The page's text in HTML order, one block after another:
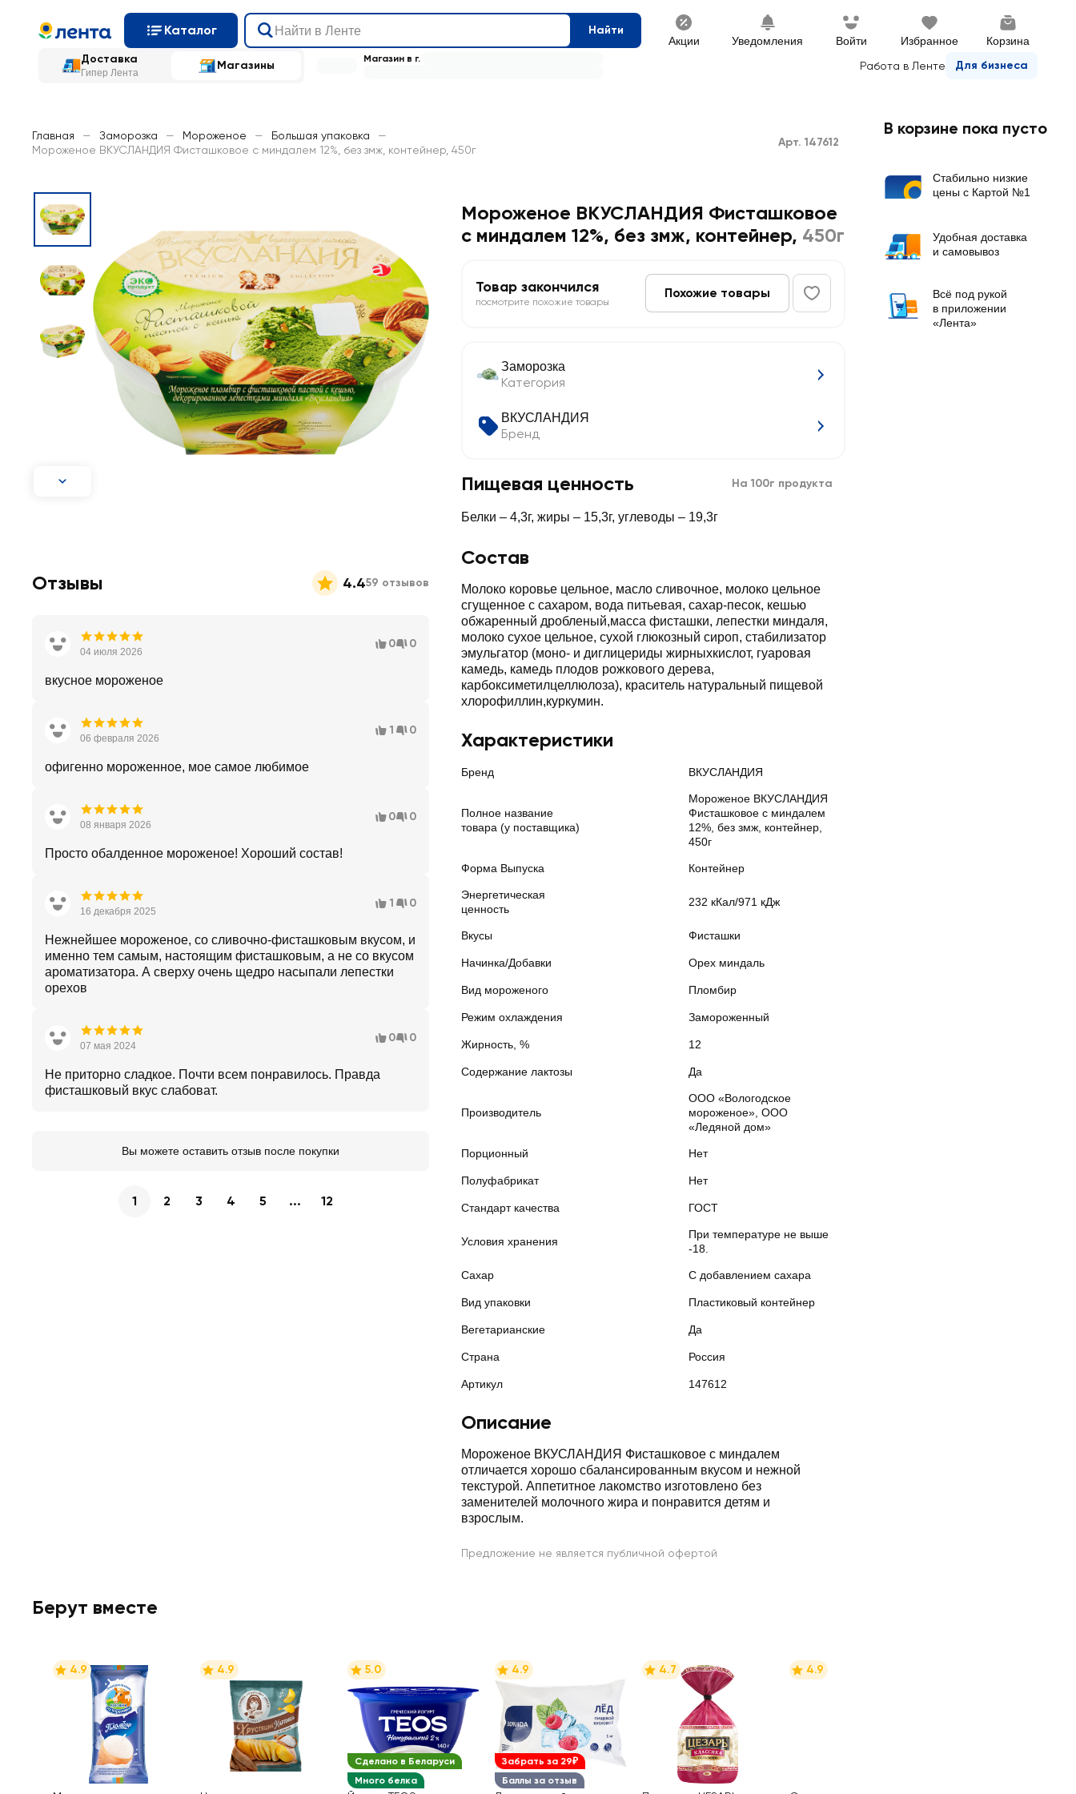
Каталог Найти
Акции Уведомления Войти Избранное Корзина
Доставка
Гипер Лента
Магазины Работа в Ленте Для бизнеса
Магазин в г.
Главная — Заморозка — Мороженое — Большая упаковка
—
Мороженое ВКУСЛАНДИЯ Фисташковое с миндалем 12%, без змж, контейнер, 450г
Арт. 147612
Мороженое ВКУСЛАНДИЯ Фисташковое
с миндалем 12%, без змж, контейнер, 450г
Товар закончился
посмотрите похожие товары
Похожие товары
Заморозка
Категория
ВКУСЛАНДИЯ
Бренд
Пищевая ценность На 100г продукта
Белки – 4,3г, жиры – 15,3г, углеводы – 19,3г
Состав
Молоко коровье цельное, масло сливочное, молоко цельное
сгущенное с сахаром, вода питьевая, сахар-песок, кешью
обжаренный дробленый,масса фисташки, лепестки миндаля,
молоко сухое цельное, сухой глюкозный сироп, стабилизатор
эмульгатор (моно- и диглицериды жирныхкислот, гуаровая
камедь, камедь плодов рожкового дерева,
карбоксиметилцеллюлоза), краситель натуральный пищевой
хлорофиллин,куркумин.
Характеристики
Бренд ВКУСЛАНДИЯ
Полное название
товара (у поставщика)
Мороженое ВКУСЛАНДИЯ
Фисташковое с миндалем
12%, без змж, контейнер,
450г
Форма Выпуска Контейнер
Энергетическая
ценность
232 кКал/971 кДж
Вкусы Фисташки
Начинка/Добавки Орех миндаль
Вид мороженого Пломбир
Режим охлаждения Замороженный
Жирность, % 12
Содержание лактозы Да
Производитель
ООО «Вологодское
мороженое», ООО
«Ледяной дом»
Порционный Нет
Полуфабрикат Нет
Стандарт качества ГОСТ
Условия хранения
При температуре не выше
-18.
Сахар С добавлением сахара
Вид упаковки Пластиковый контейнер
Вегетарианские Да
Страна Россия
Артикул 147612
Описание
Мороженое ВКУСЛАНДИЯ Фисташковое с миндалем
отличается хорошо сбалансированным вкусом и нежной
текстурой. Аппетитное лакомство изготовлено без
заменителей молочного жира и понравится детям и
взрослым.
Предложение не является публичной офертой
Отзывы 4.459 отзывов
04 июля 2026
0 0
вкусное мороженое
06 февраля 2026
1 0
офигенно мороженное, мое самое любимое
08 января 2026
0 0
Просто обалденное мороженое! Хороший состав!
16 декабря 2025
1 0
Нежнейшее мороженое, со сливочно-фисташковым вкусом, и
именно тем самым, настоящим фисташковым, а не со вкусом
ароматизатора. А сверху очень щедро насыпали лепестки
орехов
07 мая 2024
0 0
Не приторно сладкое. Почти всем понравилось. Правда
фисташковый вкус слабоват.
Вы можете оставить отзыв после покупки
1 2 3 4 5 ... 12
Берут вместе
4.9 4.9
Сделано в Беларуси
Много белка
5.0
Забрать за 29₽
Баллы за отзыв
4.9 4.7 4.9
В корзине пока пусто
Стабильно низкие
цены с Картой №1
Удобная доставка
и самовывоз
Всё под рукой
в приложении
«Лента»